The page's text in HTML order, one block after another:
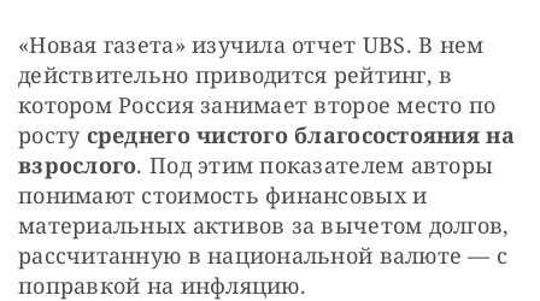
«Новая газета» изучила отчет UBS. В нем
действительно приводится рейтинг, в
котором Россия занимает второе место по
росту среднего чистого благосостояния на
взрослого. Под этим показателем авторы
понимают стоимость финансовых и
материальных активов за вычетом долгов,
рассчитанную в национальной валюте — с
поправкой на инфляцию.